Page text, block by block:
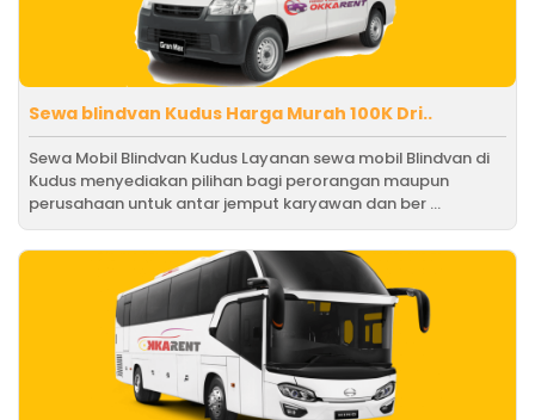
Sewa blindvan Kudus Harga Murah 100K Dri..
Sewa Mobil Blindvan Kudus Layanan sewa mobil Blindvan di
Kudus menyediakan pilihan bagi perorangan maupun
perusahaan untuk antar jemput karyawan dan ber ...